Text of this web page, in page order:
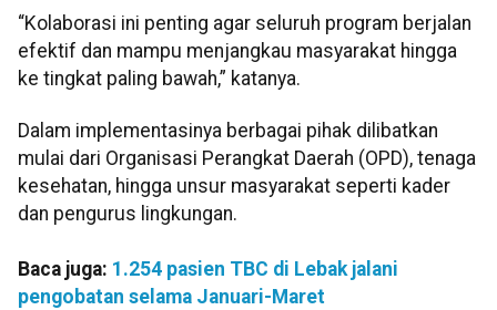
“Kolaborasi ini penting agar seluruh program berjalan
efektif dan mampu menjangkau masyarakat hingga
ke tingkat paling bawah,” katanya.
Dalam implementasinya berbagai pihak dilibatkan
mulai dari Organisasi Perangkat Daerah (OPD), tenaga
kesehatan, hingga unsur masyarakat seperti kader
dan pengurus lingkungan.
Baca juga: 1.254 pasien TBC di Lebak jalani
pengobatan selama Januari-Maret